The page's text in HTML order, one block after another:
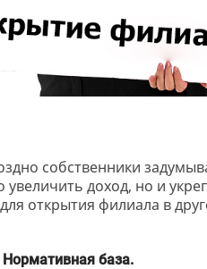
собственники
доход, но и
открытия филиала в
Нормативная база.